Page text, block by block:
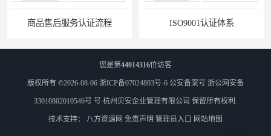
商品售后服务认证流程 ISO9001认证体系
您是第44014316位访客
版权所有 ©2026-08-06 浙ICP备07024803号-6 公安备案号 浙公网安备
33010802010546号 号 杭州贝安企业管理有限公司 保留所有权利.
技术支持： 八方资源网 免责声明 管理员入口 网站地图